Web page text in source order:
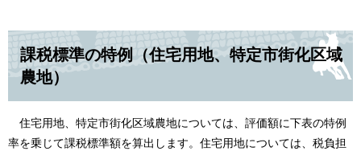
課税標準の特例（住宅用地、特定市街化区域
農地）
住宅用地、特定市街化区域農地については、評価額に下表の特例
率を乗じて課税標準額を算出します。住宅用地については、税負担